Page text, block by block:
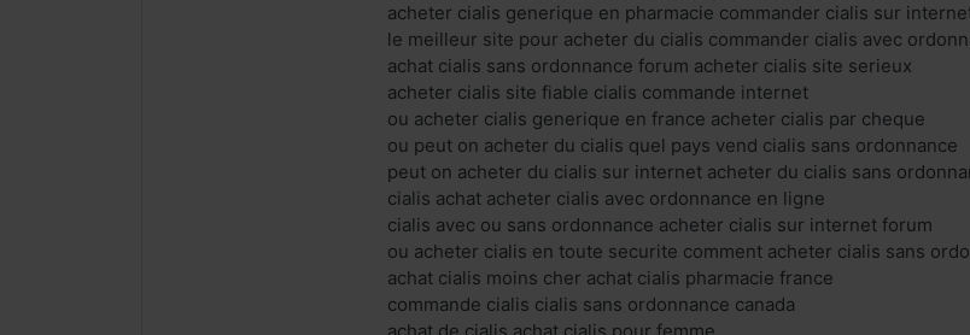
acheter cialis generique en pharmacie commander cialis sur
le meilleur site pour acheter du cialis commander cialis avec
achat cialis sans ordonnance forum acheter cialis site serieux
acheter cialis site fiable cialis commande internet
ou acheter cialis generique en france acheter cialis par cheque
ou peut on acheter du cialis quel pays vend cialis sans ordonnance
peut on acheter du cialis sur internet acheter du cialis sans
cialis achat acheter cialis avec ordonnance en ligne
cialis avec ou sans ordonnance acheter cialis sur internet forum
ou acheter cialis en toute securite comment acheter cialis sans
achat cialis moins cher achat cialis pharmacie france
commande cialis cialis sans ordonnance canada